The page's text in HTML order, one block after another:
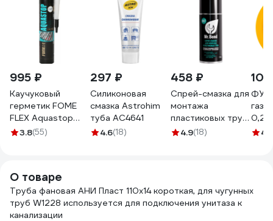
995 ₽
Каучуковый
герметик FOME
FLEX Aquastop
(прозрачный; 300
3.8(55)
297 ₽
Силиконовая
смазка Astrohim
туба AC4641
4.6(18)
458 ₽
Спрей-смазка для
монтажа
пластиковых труб
ПВХ Mr.Bond 907
4.9(18)
ФУМ
газа
0,25
4.8
О товаре
Труба фановая АНИ Пласт 110х14 короткая, для чугунных
труб W1228 используется для подключения унитаза к
канализации